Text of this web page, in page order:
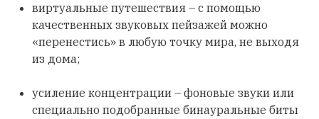
виртуальные путешествия – с помощью
качественных звуковых пейзажей можно
«перенестись» в любую точку мира, не выходя
из дома;
усиление концентрации – фоновые звуки или
специально подобранные бинауральные биты